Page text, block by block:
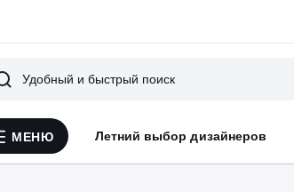
Меню
МЕНЮ Летний выбор дизайнеров
Поиск